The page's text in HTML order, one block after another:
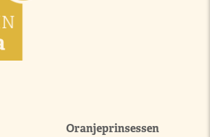
Oranjeprinsessen